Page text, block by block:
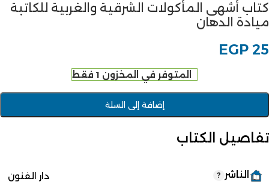
كتاب أشهى المأكولات الشرقية والغربية للكاتبة
ميادة الدهان
EGP 25
المتوفر في المخزون 1 فقط
إضافة إلى السلة
تفاصيل الكتاب
الناشر دار الفنون